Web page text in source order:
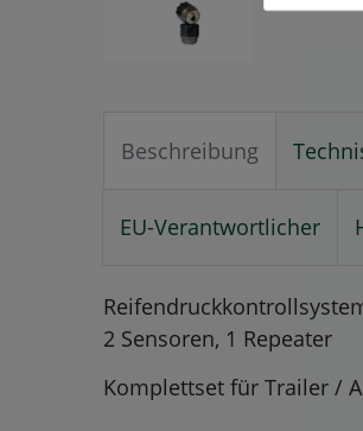
Beschreibung
EU-Verantwortlicher
2 Sensoren, 1 Repeater
Komplettset für Trailer /